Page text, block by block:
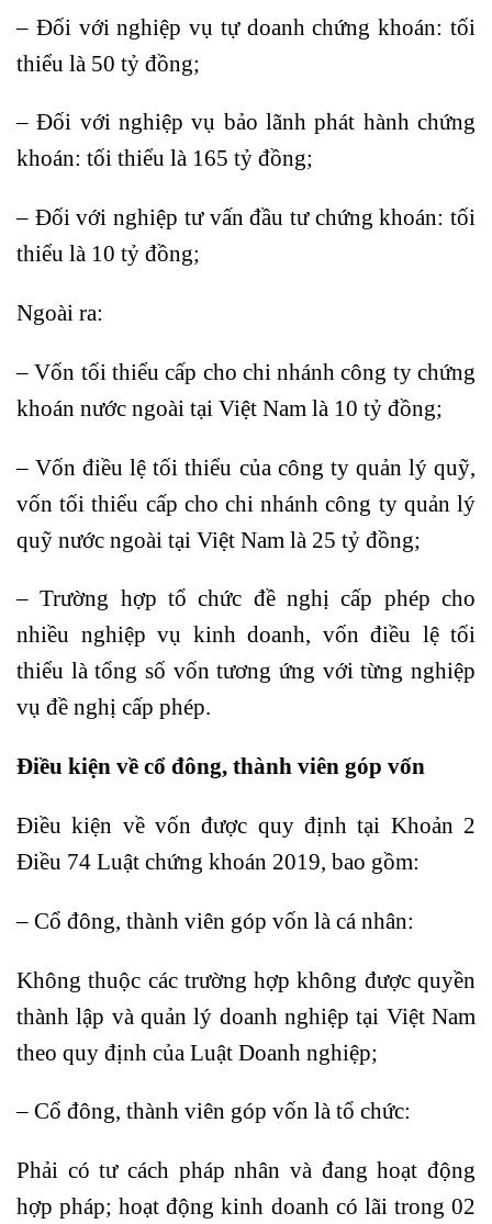
– Đối với nghiệp vụ tự doanh chứng khoán: tối
thiểu là 50 tỷ đồng;
– Đối với nghiệp vụ bảo lãnh phát hành chứng
khoán: tối thiểu là 165 tỷ đồng;
– Đối với nghiệp tư vấn đầu tư chứng khoán: tối
thiểu là 10 tỷ đồng;
Ngoài ra:
– Vốn tối thiểu cấp cho chi nhánh công ty chứng
khoán nước ngoài tại Việt Nam là 10 tỷ đồng;
– Vốn điều lệ tối thiểu của công ty quản lý quỹ,
vốn tối thiểu cấp cho chi nhánh công ty quản lý
quỹ nước ngoài tại Việt Nam là 25 tỷ đồng;
– Trường hợp tổ chức đề nghị cấp phép cho
nhiều nghiệp vụ kinh doanh, vốn điều lệ tối
thiểu là tổng số vốn tương ứng với từng nghiệp
vụ đề nghị cấp phép.
Điều kiện về cổ đông, thành viên góp vốn
Điều kiện về vốn được quy định tại Khoản 2
Điều 74 Luật chứng khoán 2019, bao gồm:
– Cổ đông, thành viên góp vốn là cá nhân:
Không thuộc các trường hợp không được quyền
thành lập và quản lý doanh nghiệp tại Việt Nam
theo quy định của Luật Doanh nghiệp;
– Cổ đông, thành viên góp vốn là tổ chức:
Phải có tư cách pháp nhân và đang hoạt động
hợp pháp; hoạt động kinh doanh có lãi trong 02